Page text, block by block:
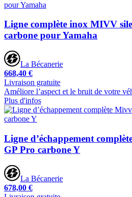
Ligne complète inox MIVV
carbone pour Yamaha
La Bécanerie
668,40 €
Livraison gratuite
Améliore l’aspect et le bruit de votre
Plus d'infos
Ligne d’échappement
GP Pro carbone Y
La Bécanerie
678,00 €